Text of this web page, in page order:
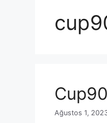
Ağustos 1,